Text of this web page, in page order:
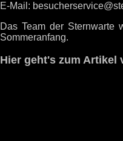
E-Mail:
Das Team der Sternwarte
Sommeranfang.
Hier geht's zum Artikel